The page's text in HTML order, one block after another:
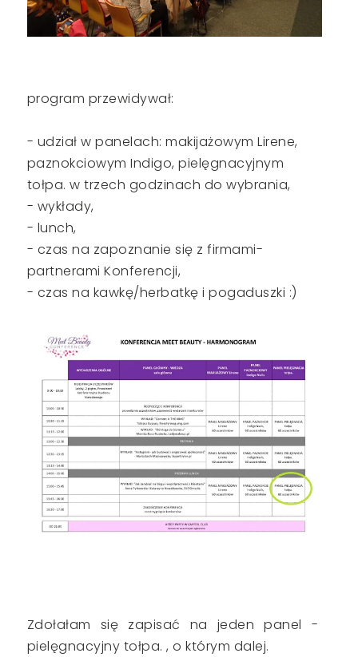
program przewidywał:
- udział w panelach: makijażowym Lirene,
paznokciowym Indigo, pielęgnacyjnym
tołpa. w trzech godzinach do wybrania,
- wykłady,
- lunch,
- czas na zapoznanie się z firmami-
partnerami Konferencji,
- czas na kawkę/herbatkę i pogaduszki :)
Zdołałam się zapisać na jeden panel -
pielęgnacyjny tołpa. , o którym dalej.